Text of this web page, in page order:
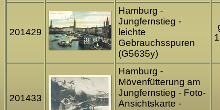
201429
Hamburg -
Jungfernstieg -
leichte
Gebrauchsspuren
(G5635y)
201433
Hamburg -
Mövenfütterung am
Jungfernstieg - Foto-
Ansichtskarte -